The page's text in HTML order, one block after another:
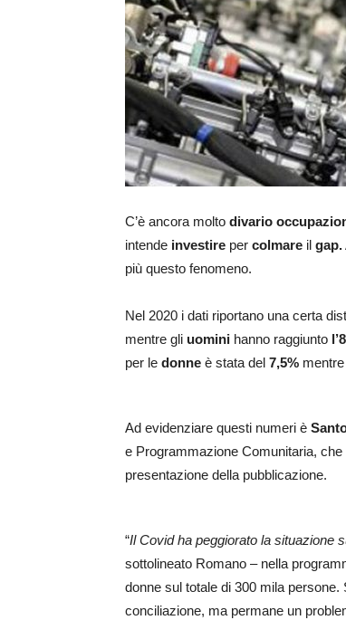
C’è ancora molto divario
intende investire per colmare il gap.
più questo fenomeno.
Nel 2020 i dati riportano una certa
mentre gli uomini hanno raggiunto
per le donne è stata del 7,5%
Ad evidenziare questi numeri è
e Programmazione Comunitaria,
presentazione della pubblicazione.
“Il Covid ha peggiorato la situazione
sottolineato Romano – nella
donne sul totale di 300 mila
conciliazione, ma permane un